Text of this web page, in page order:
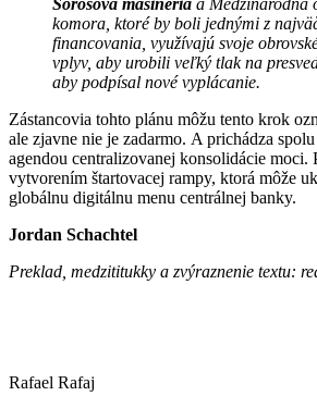
Sorosova mašinéria a Medzinárodná
komora, ktoré by boli jednými z
financovania, využívajú svoje
vplyv, aby urobili veľký tlak na
aby podpísal nové vyplácanie.
Zástancovia tohto plánu môžu tento krok
ale zjavne nie je zadarmo. A prichádza
agendou centralizovanej konsolidácie moci.
vytvorením štartovacej rampy, ktorá môže
globálnu digitálnu menu centrálnej banky.
Jordan Schachtel
Preklad, medzititukky a zvýraznenie textu:
Rafael Rafaj